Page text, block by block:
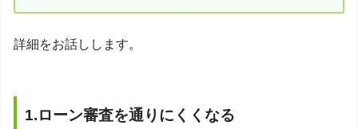
詳細をお話しします。
1.ローン審査を通りにくくなる